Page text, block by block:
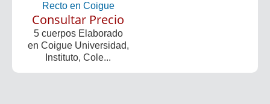
Recto en Coigue
Consultar Precio
5 cuerpos Elaborado
en Coigue Universidad,
Instituto, Cole...